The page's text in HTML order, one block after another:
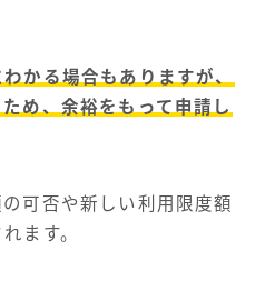
かる場合もありますが、
め、余裕をもって申請し
可否や新しい利用限度額
ます。